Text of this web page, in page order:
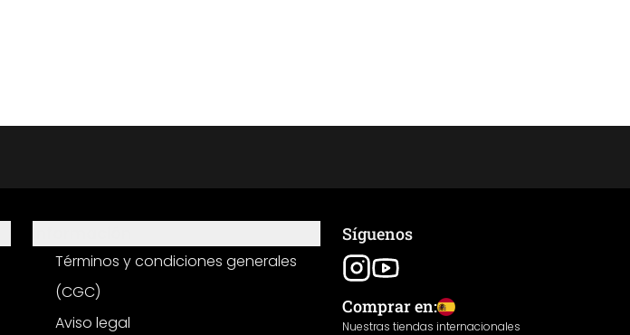
Términos y condiciones generales
(CGC)
Aviso legal
Síguenos
Comprar en:
Nuestras tiendas internacionales